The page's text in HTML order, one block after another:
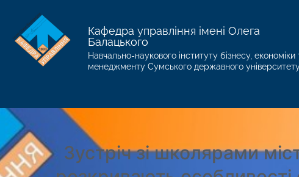
Кафедра управління імені Олега
Балацького
Навчально-наукового інституту бізнесу, економіки
менеджменту Сумського державного
Зустріч зі школярами